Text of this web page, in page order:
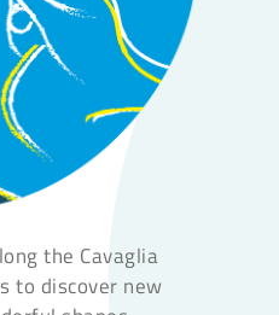
the Cavaglia
to discover new